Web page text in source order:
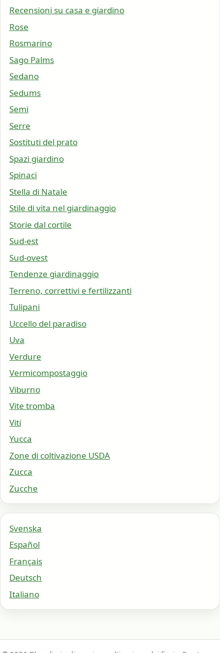
Recensioni su casa e giardino
Rose
Rosmarino
Sago Palms
Sedano
Sedums
Semi
Serre
Sostituti del prato
Spazi giardino
Spinaci
Stella di Natale
Stile di vita nel giardinaggio
Storie dal cortile
Sud-est
Sud-ovest
Tendenze giardinaggio
Terreno, correttivi e fertilizzanti
Tulipani
Uccello del paradiso
Uva
Verdure
Vermicompostaggio
Viburno
Vite tromba
Viti
Yucca
Zone di coltivazione USDA
Zucca
Zucche
Svenska
Español
Français
Deutsch
Italiano